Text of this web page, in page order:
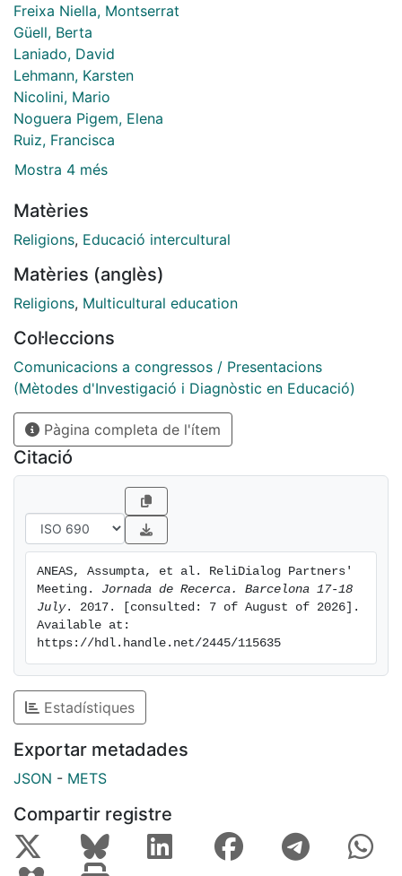
Freixa Niella, Montserrat
Güell, Berta
Laniado, David
Lehmann, Karsten
Nicolini, Mario
Noguera Pigem, Elena
Ruiz, Francisca
Mostra 4 més
Matèries
Religions, Educació intercultural
Matèries (anglès)
Religions, Multicultural education
Col·leccions
Comunicacions a congressos / Presentacions
(Mètodes d'Investigació i Diagnòstic en Educació)
Pàgina completa de l'ítem
Citació
ANEAS, Assumpta, et al. ReliDialog Partners'
Meeting. Jornada de Recerca. Barcelona 17-18
July. 2017. [consulted: 7 of August of 2026].
Available at:
https://hdl.handle.net/2445/115635
Estadístiques
Exportar metadades
JSON - METS
Compartir registre